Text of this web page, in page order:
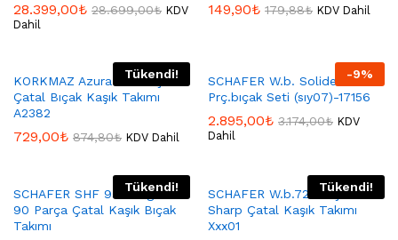
28.399,00₺ 28.699,00₺ KDV
Dahil
149,90₺ 179,88₺ KDV Dahil
Tükendi!
KORKMAZ Azura 84 Parça
Çatal Bıçak Kaşık Takımı
A2382
729,00₺ 874,80₺ KDV Dahil
-9%
SCHAFER W.b. Solide 6
Prç.bıçak Seti (sıy07)-17156
2.895,00₺ 3.174,00₺ KDV
Dahil
Tükendi!
SCHAFER SHF 950 Lugano
90 Parça Çatal Kaşık Bıçak
Takımı
Tükendi!
SCHAFER W.b.72 Parça
Sharp Çatal Kaşık Takımı
Xxx01